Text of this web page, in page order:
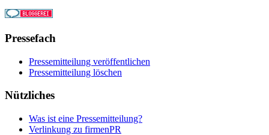
Pressefach
Pressemitteilung veröffentlichen
Pressemitteilung löschen
Nützliches
Was ist eine Pressemitteilung?
Verlinkung zu firmenPR